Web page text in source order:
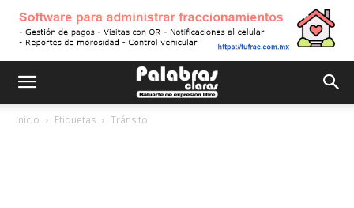
Inicio Etiquetas Tránsito